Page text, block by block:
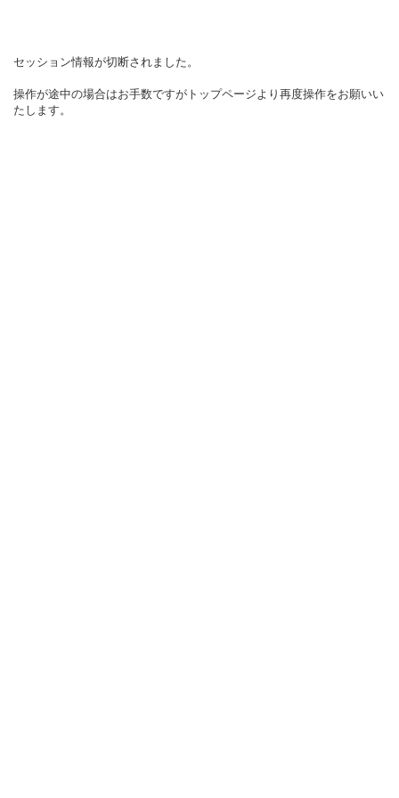
セッション情報が切断されました。
操作が途中の場合はお手数ですがトップページより再度操作をお願いい
たします。